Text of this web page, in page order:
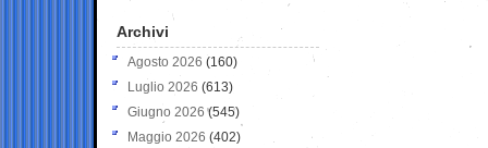
Archivi
Agosto 2026 (160)
Luglio 2026 (613)
Giugno 2026 (545)
Maggio 2026 (402)